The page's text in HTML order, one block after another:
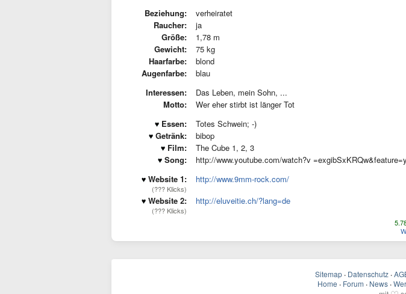
Beziehung:
verheiratet
Raucher:
ja
Größe:
1,78 m
Gewicht:
75 kg
Haarfarbe:
blond
Augenfarbe:
blau
Interessen:
Das Leben, mein Sohn, ...
Motto:
Wer eher stirbt ist länger Tot
Essen:
Totes Schwein; -)
Getränk:
bibop
Film:
The Cube 1, 2, 3
Song:
http://www.youtube.com/watch?v
Website 1:
(??? Klicks)
http://www.9mm-rock.com/
Website 2:
(??? Klicks)
http://eluveitie.ch/?lang=de
Sitemap · Datenschutz ·
Home · Forum · News ·